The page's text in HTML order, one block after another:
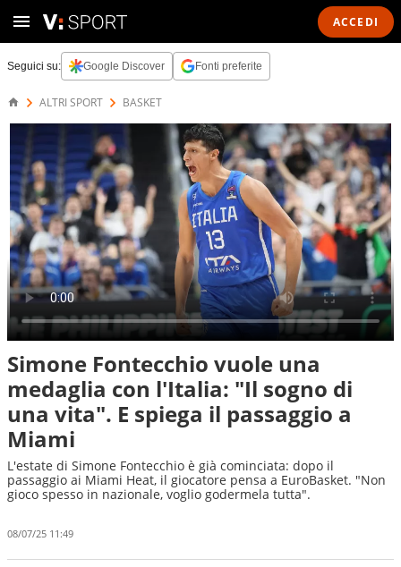
ACCEDI
Seguici su: Google Discover Fonti preferite
ALTRI SPORT BASKET
Simone Fontecchio vuole una
medaglia con l'Italia: "Il sogno di
una vita". E spiega il passaggio a
Miami
L'estate di Simone Fontecchio è già cominciata: dopo il
passaggio ai Miami Heat, il giocatore pensa a EuroBasket. "Non
gioco spesso in nazionale, voglio godermela tutta".
08/07/25 11:49